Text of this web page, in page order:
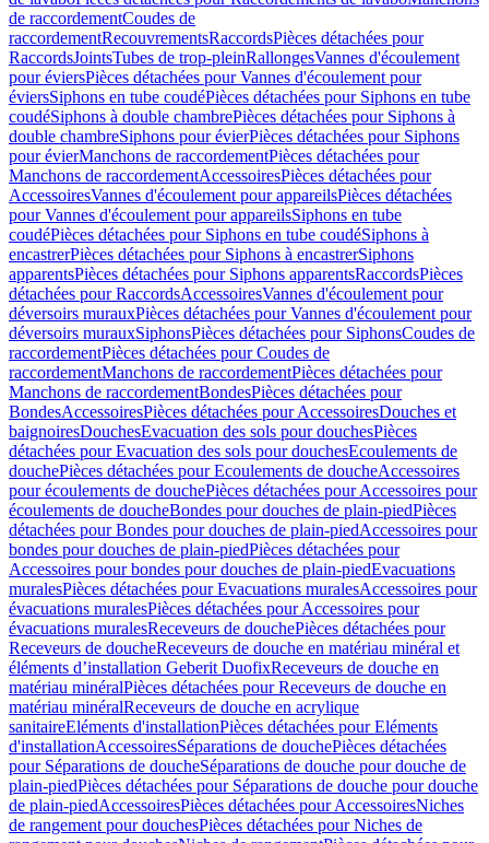
de raccordementCoudes de
raccordementRecouvrementsRaccordsPièces détachées pour
RaccordsJointsTubes de trop-pleinRallongesVannes d'écoulement
pour éviersPièces détachées pour Vannes d'écoulement pour
éviersSiphons en tube coudéPièces détachées pour Siphons en tube
coudéSiphons à double chambrePièces détachées pour Siphons à
double chambreSiphons pour évierPièces détachées pour Siphons
pour évierManchons de raccordementPièces détachées pour
Manchons de raccordementAccessoiresPièces détachées pour
AccessoiresVannes d'écoulement pour appareilsPièces détachées
pour Vannes d'écoulement pour appareilsSiphons en tube
coudéPièces détachées pour Siphons en tube coudéSiphons à
encastrerPièces détachées pour Siphons à encastrerSiphons
apparentsPièces détachées pour Siphons apparentsRaccordsPièces
détachées pour RaccordsAccessoiresVannes d'écoulement pour
déversoirs murauxPièces détachées pour Vannes d'écoulement pour
déversoirs murauxSiphonsPièces détachées pour SiphonsCoudes de
raccordementPièces détachées pour Coudes de
raccordementManchons de raccordementPièces détachées pour
Manchons de raccordementBondesPièces détachées pour
BondesAccessoiresPièces détachées pour AccessoiresDouches et
baignoiresDouchesEvacuation des sols pour douchesPièces
détachées pour Evacuation des sols pour douchesEcoulements de
douchePièces détachées pour Ecoulements de doucheAccessoires
pour écoulements de douchePièces détachées pour Accessoires pour
écoulements de doucheBondes pour douches de plain-piedPièces
détachées pour Bondes pour douches de plain-piedAccessoires pour
bondes pour douches de plain-piedPièces détachées pour
Accessoires pour bondes pour douches de plain-piedEvacuations
muralesPièces détachées pour Evacuations muralesAccessoires pour
évacuations muralesPièces détachées pour Accessoires pour
évacuations muralesReceveurs de douchePièces détachées pour
Receveurs de doucheReceveurs de douche en matériau minéral et
éléments d’installation Geberit DuofixReceveurs de douche en
matériau minéralPièces détachées pour Receveurs de douche en
matériau minéralReceveurs de douche en acrylique
sanitaireEléments d'installationPièces détachées pour Eléments
d'installationAccessoiresSéparations de douchePièces détachées
pour Séparations de doucheSéparations de douche pour douche de
plain-piedPièces détachées pour Séparations de douche pour douche
de plain-piedAccessoiresPièces détachées pour AccessoiresNiches
de rangement pour douchesPièces détachées pour Niches de